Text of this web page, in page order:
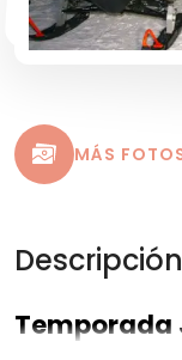
MÁS
Descripción
Temporada